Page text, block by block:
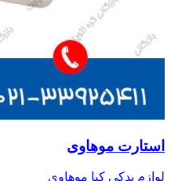
استارت موهاوی
لوازم یدکی کیا موهاوی